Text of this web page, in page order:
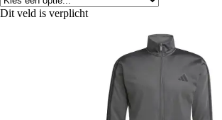
Dit veld is verplicht